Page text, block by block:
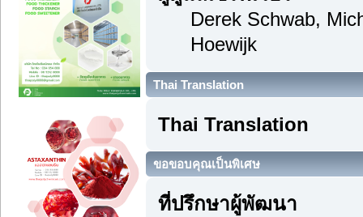
Derek Schwab,
Hoewijk
Thai Translation
Thai Translation
ขอขอบคุณเป็นพิเศษ
ที่ปรึกษาผู้พัฒนา